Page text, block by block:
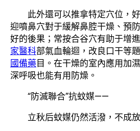
此外還可以推拿特定穴位，
迎噴鼻穴對于緩解鼻腔干燥、預
好的後果；常按合谷穴有助于增
家醫科部氣血輪迴，改良口干等題
國備藥目。在干燥的室內應用加
深呼吸也能有用防燥。
“防滅聯合”抗蚊媒——
立秋后蚊媒仍然活潑，不成